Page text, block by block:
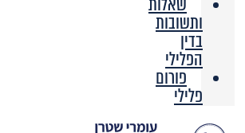
ותשובות
בדין
הפלילי
פורום
פלילי